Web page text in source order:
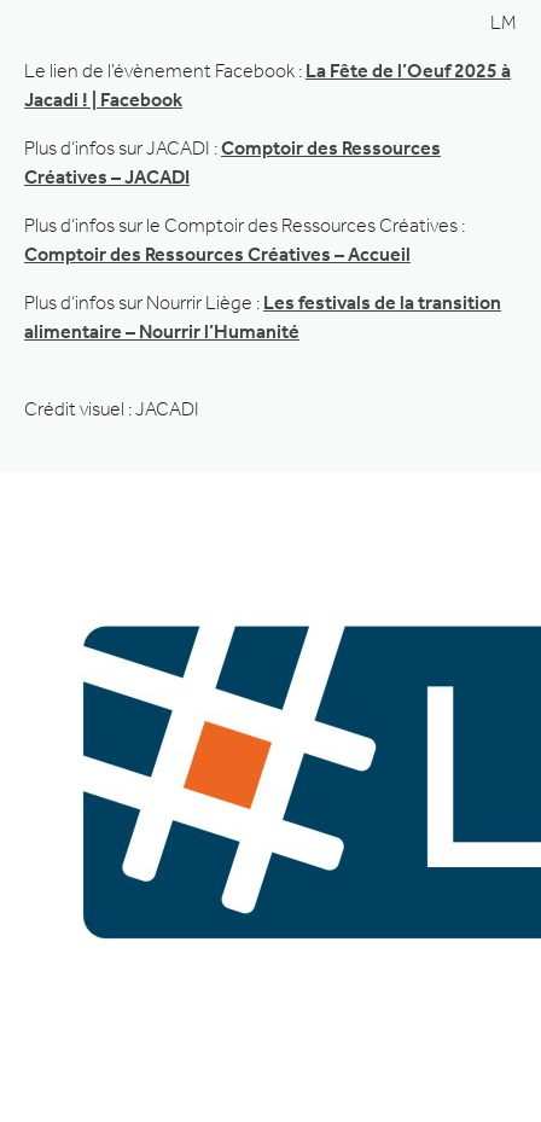
LM
Le lien de l’évènement Facebook : La Fête de l’Oeuf 2025 à
Jacadi ! | Facebook
Plus d’infos sur JACADI :Comptoir des Ressources
Créatives – JACADI
Plus d’infos sur le Comptoir des Ressources Créatives :
Comptoir des Ressources Créatives – Accueil
Plus d’infos sur Nourrir Liège : Les festivals de la transition
alimentaire – Nourrir l’Humanité
Crédit visuel : JACADI